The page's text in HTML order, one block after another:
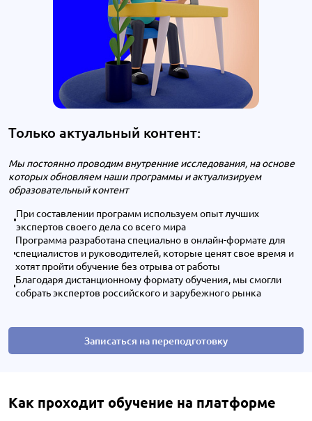
Только актуальный контент:
Мы постоянно проводим внутренние исследования, на основе
которых обновляем наши программы и актуализируем
образовательный контент
При составлении программ используем опыт лучших
экспертов своего дела со всего мира
Программа разработана специально в онлайн-формате для
специалистов и руководителей, которые ценят свое время и
хотят пройти обучение без отрыва от работы
Благодаря дистанционному формату обучения, мы смогли
собрать экспертов российского и зарубежного рынка
Записаться на переподготовку
Как проходит обучение на платформе